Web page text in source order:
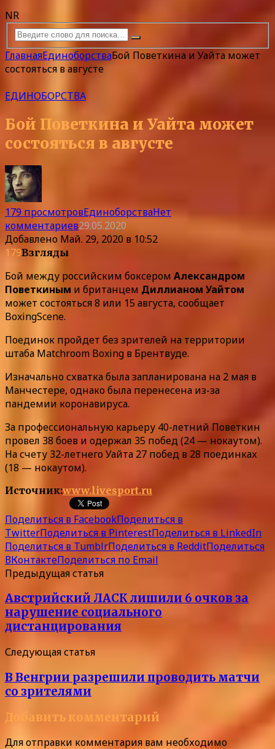
NR
ГлавнаяЕдиноборстваБой Поветкина и Уайта может
состояться в августе
ЕДИНОБОРСТВА
Бой Поветкина и Уайта может
состояться в августе
179 просмотровЕдиноборстваНет
комментариев29.05.2020
Добавлено Май. 29, 2020 в 10:52
179Взгляды
Бой между российским боксером Александром
Поветкиным и британцем Диллианом Уайтом
может состояться 8 или 15 августа, сообщает
BoxingScene.
Поединок пройдет без зрителей на территории
штаба Matchroom Boxing в Брентвуде.
Изначально схватка была запланирована на 2 мая в
Манчестере, однако была перенесена из-за
пандемии коронавируса.
За профессиональную карьеру 40-летний Поветкин
провел 38 боев и одержал 35 побед (24 — нокаутом).
На счету 32-летнего Уайта 27 побед в 28 поединках
(18 — нокаутом).
Источник:www.livesport.ru
Поделиться в FacebookПоделиться в
TwitterПоделиться в PinterestПоделиться в LinkedIn
Поделиться в TumblrПоделиться в RedditПоделиться
ВКонтактеПоделиться по Email
Предыдущая статья
Австрийский ЛАСК лишили 6 очков за
нарушение социального
дистанцирования
Следующая статья
В Венгрии разрешили проводить матчи
со зрителями
Добавить комментарий
Для отправки комментария вам необходимо